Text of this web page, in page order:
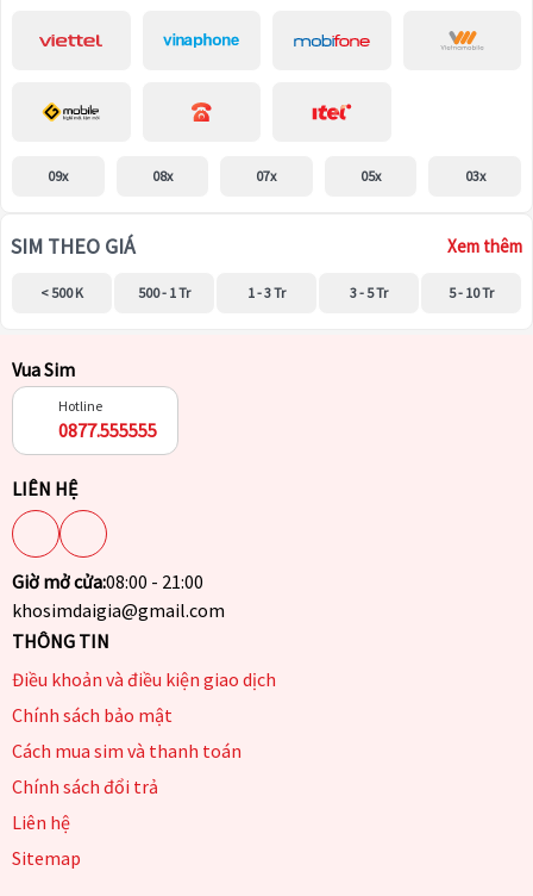
09x 08x 07x 05x 03x
SIM THEO GIÁ Xem thêm
< 500 K 500 - 1 Tr 1 - 3 Tr 3 - 5 Tr 5 - 10 Tr
Vua Sim
Hotline
0877.555555
LIÊN HỆ
Giờ mở cửa:08:00 - 21:00
khosimdaigia@gmail.com
THÔNG TIN
Điều khoản và điều kiện giao dịch
Chính sách bảo mật
Cách mua sim và thanh toán
Chính sách đổi trả
Liên hệ
Sitemap